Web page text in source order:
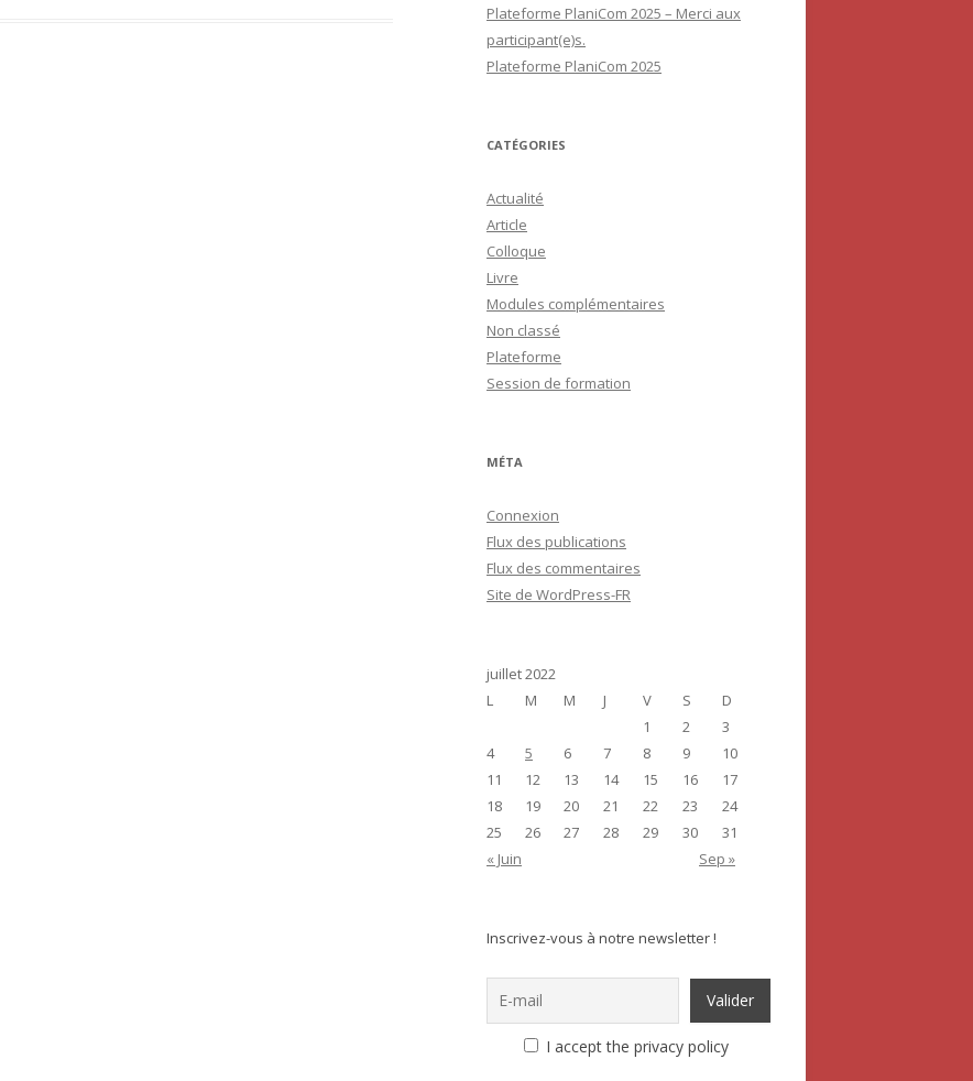
Plateforme PlaniCom 2025 – Merci aux
participant(e)s.
Plateforme PlaniCom 2025
CATÉGORIES
Actualité
Article
Colloque
Livre
Modules complémentaires
Non classé
Plateforme
Session de formation
MÉTA
Connexion
Flux des publications
Flux des commentaires
Site de WordPress-FR
juillet 2022
L
M M J V S
D
1
2
3
4
5 6 7 8 9
10
11
12 13 14 15 16
17
18
19 20 21 22 23
24
25
26 27 28 29 30
31
« Juin
Sep »
Inscrivez-vous à notre newsletter !
I accept the privacy policy